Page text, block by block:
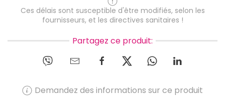
Ces délais sont susceptible d'être modifiés, selon les
fournisseurs, et les directives sanitaires !
Partagez ce produit:
Demandez des informations sur ce produit